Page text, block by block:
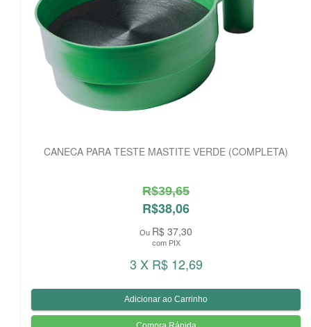
CANECA PARA TESTE MASTITE VERDE (COMPLETA)
R$39,65
R$38,06
Ou R$ 37,30
com PIX
3 X R$ 12,69